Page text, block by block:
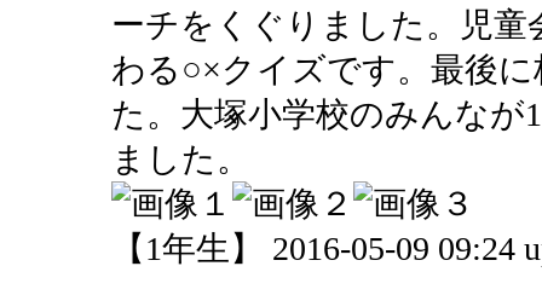
ーチをくぐりました。児
わる○×クイズです。最後
た。大塚小学校のみんなが
ました。
【1年生】 2016-05-09 09:24